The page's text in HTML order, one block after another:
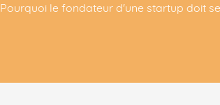
Pourquoi le fondateur d'une startup doit